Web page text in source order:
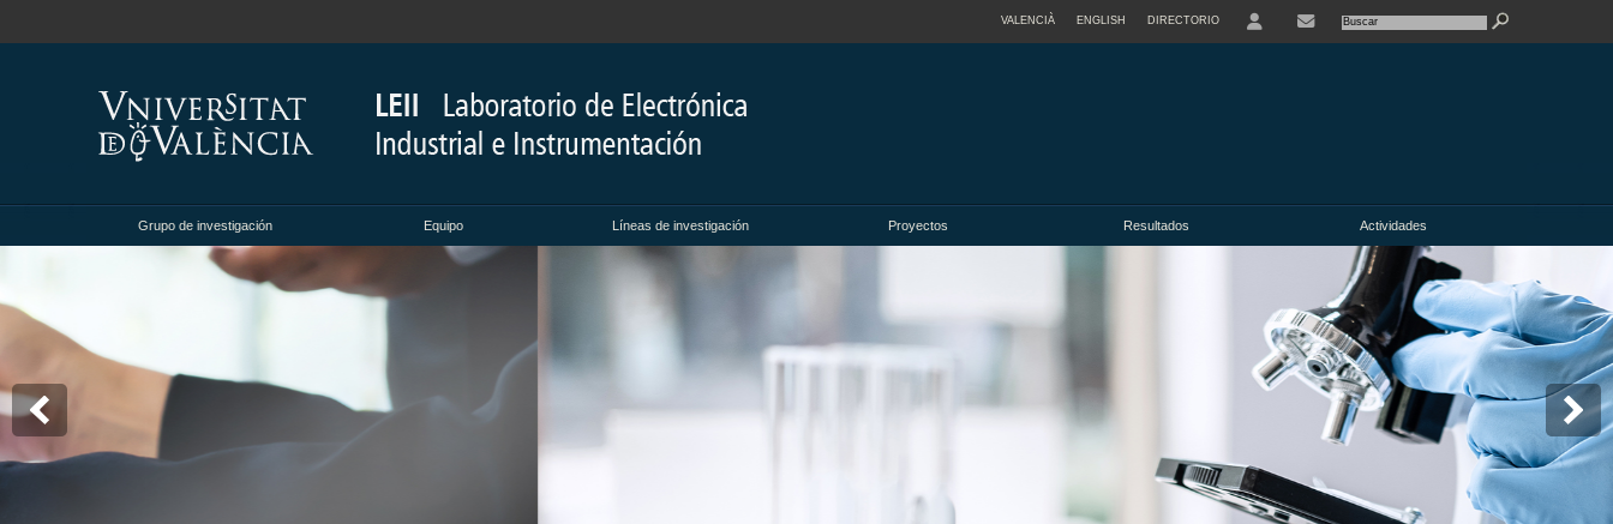
VALENCIÀ ENGLISH DIRECTORIO
Grupo de investigación Equipo Líneas de investigación Proyectos Resultados Actividades